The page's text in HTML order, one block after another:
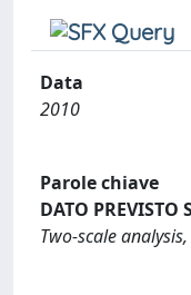
Data
2010
Parole chiave
DATO
Two-scale